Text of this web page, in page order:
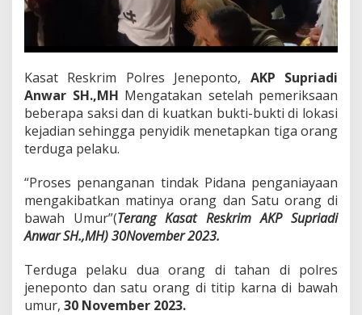
r
e
s
J
n
e
p
n
.
Kasat Reskrim Polres Jeneponto, AKP Supriadi
Anwar SH.,MH Mengatakan setelah pemeriksaan
beberapa saksi dan di kuatkan bukti-bukti di lokasi
kejadian sehingga penyidik menetapkan tiga orang
terduga pelaku.
“Proses penanganan tindak Pidana penganiayaan
mengakibatkan matinya orang dan Satu orang di
bawah Umur”(Terang Kasat Reskrim AKP Supriadi
Anwar SH.,MH) 30November 2023.
Terduga pelaku dua orang di tahan di polres
jeneponto dan satu orang di titip karna di bawah
umur, 30 November 2023.